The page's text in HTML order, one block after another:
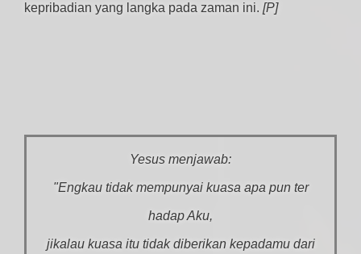
kepribadian yang langka pada zaman ini. [P]
Yesus menjawab:
"Engkau tidak mempunyai kuasa apa pun ter
hadap Aku,
jikalau kuasa itu tidak diberikan kepadamu dari